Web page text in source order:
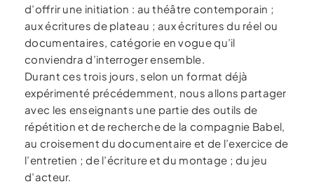
d’offrir une initiation : au théâtre contemporain ;
aux écritures de plateau ; aux écritures du réel ou
documentaires, catégorie en vogue qu’il
conviendra d’interroger ensemble.
Durant ces trois jours, selon un format déjà
expérimenté précédemment, nous allons partager
avec les enseignants une partie des outils de
répétition et de recherche de la compagnie Babel,
au croisement du documentaire et de l’exercice de
l’entretien ; de l’écriture et du montage ; du jeu
d’acteur.